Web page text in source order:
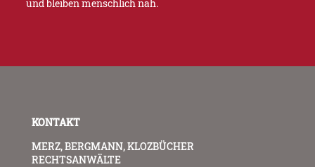
und bleiben menschlich nah.
KONTAKT
MERZ, BERGMANN, KLOZBÜCHER
RECHTSANWÄLTE